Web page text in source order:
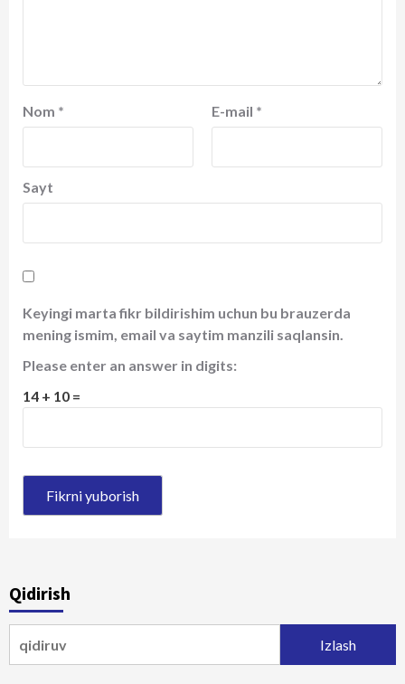
Nom * E-mail *
Sayt
Keyingi marta fikr bildirishim uchun bu brauzerda
mening ismim, email va saytim manzili saqlansin.
Please enter an answer in digits:
14 + 10 =
Qidirish